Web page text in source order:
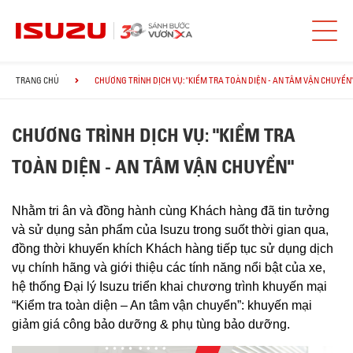
TRANG CHỦ CHƯƠNG TRÌNH DỊCH VỤ: "KIỂM TRA TOÀN DIỆN - AN TÂM VẬN CHUYỂN"
CHƯƠNG TRÌNH DỊCH VỤ: "KIỂM TRA
TOÀN DIỆN - AN TÂM VẬN CHUYỂN"
Nhằm tri ân và đồng hành cùng Khách hàng đã tin tưởng
và sử dụng sản phẩm của Isuzu trong suốt thời gian qua,
đồng thời khuyến khích Khách hàng tiếp tục sử dụng dịch
vụ chính hãng và giới thiệu các tính năng nổi bật của xe,
hệ thống Đại lý Isuzu triển khai chương trình khuyến mại
“Kiểm tra toàn diện – An tâm vận chuyển”: khuyến mại
giảm giá công bảo dưỡng & phụ tùng bảo dưỡng.